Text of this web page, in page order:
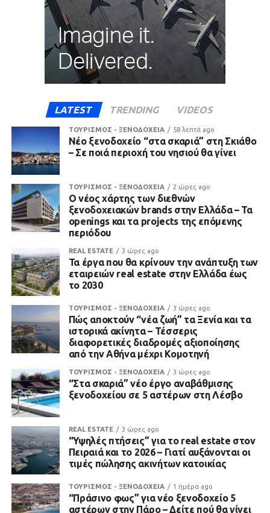
LATEST TRENDING VIDEOS
ΤΟΥΡΙΣΜΟΣ - ΞΕΝΟΔΟΧΕΙΑ 58 λεπτά ago
Νέο ξενοδοχείο “στα σκαριά” στη Σκιάθο
– Σε ποιά περιοχή του νησιού θα γίνει
ΤΟΥΡΙΣΜΟΣ - ΞΕΝΟΔΟΧΕΙΑ 2 ώρες ago
Ο νέος χάρτης των διεθνών
ξενοδοχειακών brands στην Ελλάδα – Τα
openings και τα projects της επόμενης
περιόδου
REAL ESTATE 3 ώρες ago
Τα έργα που θα κρίνουν την ανάπτυξη των
εταιρειών real estate στην Ελλάδα έως
το 2030
ΤΟΥΡΙΣΜΟΣ - ΞΕΝΟΔΟΧΕΙΑ 3 ώρες ago
Πώς αποκτούν “νέα ζωή” τα Ξενία και τα
ιστορικά ακίνητα – Τέσσερις
διαφορετικές διαδρομές αξιοποίησης
από την Αθήνα μέχρι Κομοτηνή
ΤΟΥΡΙΣΜΟΣ - ΞΕΝΟΔΟΧΕΙΑ 3 ώρες ago
“Στα σκαριά” νέο έργο αναβάθμισης
ξενοδοχείου σε 5 αστέρων στη Λέσβο
REAL ESTATE 3 ώρες ago
“Υψηλές πτήσεις” για το real estate στον
Πειραιά και το 2026 – Γιατί αυξάνονται οι
τιμές πώλησης ακινήτων κατοικίας
ΤΟΥΡΙΣΜΟΣ - ΞΕΝΟΔΟΧΕΙΑ 1 ημέρα ago
“Πράσινο φως” για νέο ξενοδοχείο 5
αστέρων στην Πάρο – Δείτε πού θα γίνει